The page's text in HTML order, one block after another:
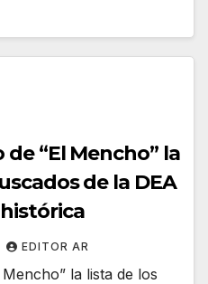
“El Mencho” la
de la DEA
EDITOR AR
la lista de los